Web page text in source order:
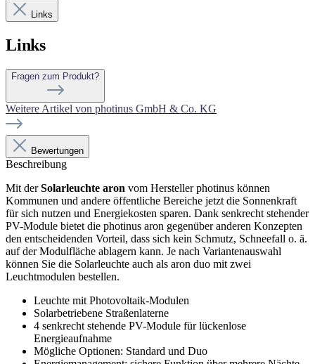
Links
Links
Fragen zum Produkt?
Weitere Artikel von photinus GmbH & Co. KG
Bewertungen
Beschreibung
Mit derSolarleuchte aron vom Hersteller photinus können
Kommunen und andere öffentliche Bereiche jetzt die Sonnenkraft
für sich nutzen und Energiekosten sparen. Dank senkrecht stehender
PV-Module bietet die photinus aron gegenüber anderen Konzepten
den entscheidenden Vorteil, dass sich kein Schmutz, Schneefall o. ä.
auf der Modulfläche ablagern kann. Je nach Variantenauswahl
können Sie die Solarleuchte auch als aron duo mit zwei
Leuchtmodulen bestellen.
Leuchte mit Photovoltaik-Modulen
Solarbetriebene Straßenlaterne
4 senkrecht stehende PV-Module für lückenlose
Energieaufnahme
Mögliche Optionen: Standard und Duo